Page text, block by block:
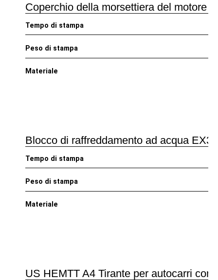
Coperchio della morsettiera del motore
Tempo di stampa
Peso di stampa
Materiale
Blocco di raffreddamento ad acqua
Tempo di stampa
Peso di stampa
Materiale
US HEMTT A4 Tirante per autocarri con